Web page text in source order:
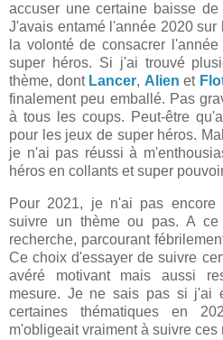
accuser une certaine baisse
J'avais entamé l'année 2020
la volonté de consacrer
super héros. Si j'ai trouvé
thème, dont Lancer, Alien et
finalement peu emballé. Pas
à tous les coups. Peut-être
pour les jeux de super héros.
je n'ai pas réussi à
héros en collants et super
Pour 2021, je n'ai pas
suivre un thème ou pas. A
recherche, parcourant
Ce choix d'essayer de suivre
avéré motivant mais aussi
mesure. Je ne sais pas si j'ai
certaines thématiques en
m'obligeait vraiment à suivre